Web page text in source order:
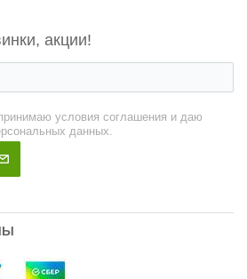
акции!
условия соглашения и даю
данных.